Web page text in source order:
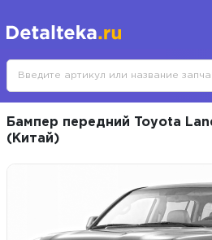
Бампер передний Toyota
(Китай)